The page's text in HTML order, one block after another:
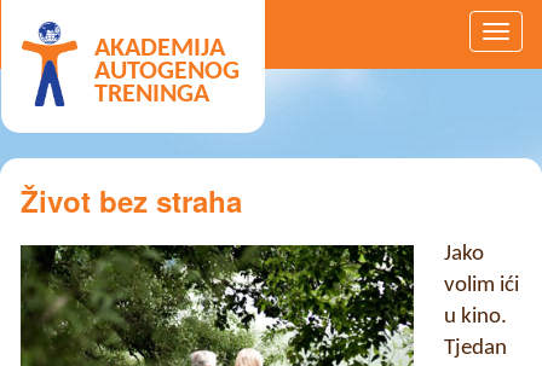
AKADEMIJA
AUTOGENOG
TRENINGA
Život bez straha
Jako
volim ići
u kino.
Tjedan